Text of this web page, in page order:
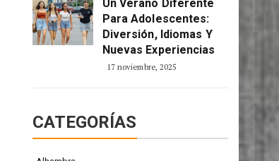
Un Verano Diferente
Para Adolescentes:
Diversión, Idiomas Y